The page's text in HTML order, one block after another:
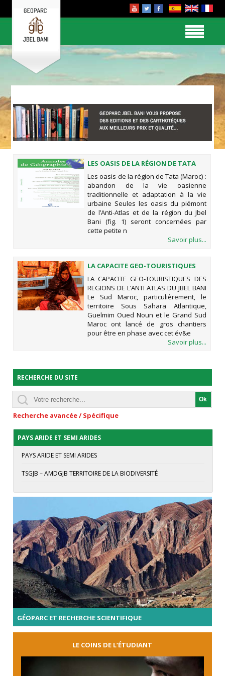
LES OASIS DE LA RÉGION DE TATA
(MAROC) : ABANDON DE LA VIE
OASIENNE TRADITIONNELLE ET
ADAPTATION À LA VIE URBAINE
Les oasis de la région de Tata (Maroc) :
abandon de la vie oasienne
traditionnelle et adaptation à la vie
urbaine Seules les oasis du piémont
de l’Anti-Atlas et de la région du Jbel
Bani (fig. 1) seront concernées par
cette petite n
Savoir plus...
LA CAPACITE GEO-TOURISTIQUES
JBEL BANI
LA CAPACITE GEO-TOURISTIQUES DES
REGIONS DE L’ANTI ATLAS DU JBEL BANI
Le Sud Maroc, particulièrement, le
territoire Sous Sahara Atlantique,
Guelmim Oued Noun et le Grand Sud
Maroc ont lancé de gros chantiers
pour être en phase avec cet év&e
Savoir plus...
RECHERCHE DU SITE
Recherche avancée / Spécifique
PAYS ARIDE ET SEMI ARIDES
PAYS ARIDE ET SEMI ARIDES
TSGJB – AMDGJB TERRITOIRE DE LA BIODIVERSITÉ
GÉOPARC ET RECHERCHE SCIENTIFIQUE
LE COINS DE L’ÉTUDIANT